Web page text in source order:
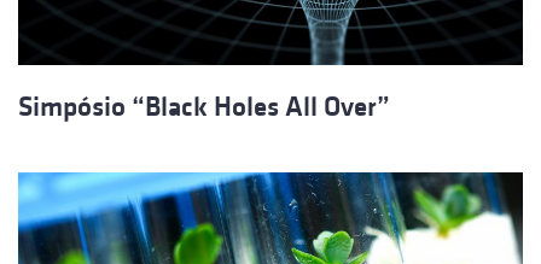
Simpósio “Black Holes All Over”